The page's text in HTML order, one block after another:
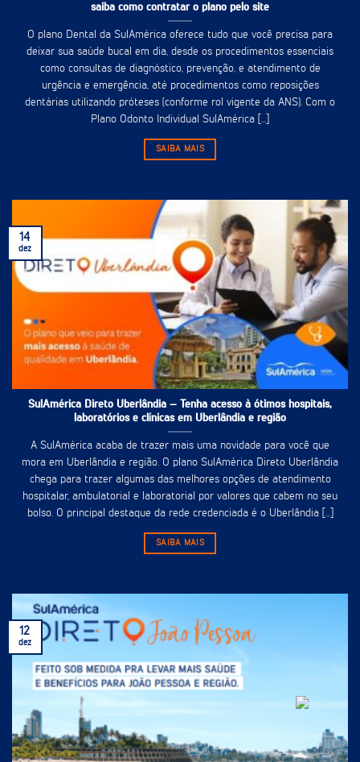
saiba como contratar o plano pelo site
O plano Dental da SulAmérica oferece tudo que você precisa para
deixar sua saúde bucal em dia, desde os procedimentos essenciais
como consultas de diagnóstico, prevenção, e atendimento de
urgência e emergência, até procedimentos como reposições
dentárias utilizando próteses (conforme rol vigente da ANS). Com o
Plano Odonto Individual SulAmérica [...]
SAIBA MAIS
SulAmérica Direto Uberlândia – Tenha acesso à ótimos hospitais,
laboratórios e clínicas em Uberlândia e região
A SulAmérica acaba de trazer mais uma novidade para você que
mora em Uberlândia e região. O plano SulAmérica Direto Uberlândia
chega para trazer algumas das melhores opções de atendimento
hospitalar, ambulatorial e laboratorial por valores que cabem no seu
bolso. O principal destaque da rede credenciada é o Uberlândia [...]
SAIBA MAIS
14
dez
12
dez